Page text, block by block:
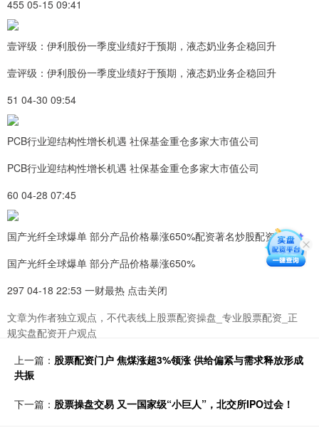
455 05-15 09:41
壹评级：伊利股份一季度业绩好于预期，液态奶业务企稳回升
壹评级：伊利股份一季度业绩好于预期，液态奶业务企稳回升
51 04-30 09:54
PCB行业迎结构性增长机遇 社保基金重仓多家大市值公司
PCB行业迎结构性增长机遇 社保基金重仓多家大市值公司
60 04-28 07:45
国产光纤全球爆单 部分产品价格暴涨650%配资著名炒股配资门户
国产光纤全球爆单 部分产品价格暴涨650%
297 04-18 22:53 一财最热 点击关闭
文章为作者独立观点，不代表线上股票配资操盘_专业股票配资_正
规实盘配资开户观点
上一篇： 股票配资门户 焦煤涨超3%领涨 供给偏紧与需求释放形成
共振
下一篇： 股票操盘交易 又一国家级“小巨人”，北交所IPO过会！